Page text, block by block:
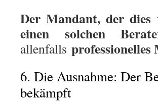
Der Mandant, der dies
einen solchen
allenfalls
6. Die Ausnahme: Der
bekämpft